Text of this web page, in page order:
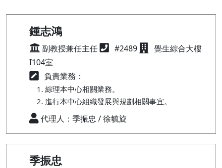
鍾志鴻
副教授兼任主任 #2489
覺生綜合大樓
I104室
負責業務：
綜理本中心相關業務。
進行本中心組織發展與規劃相關事宜。
代理人：季振忠 / 徐毓旋
季振忠